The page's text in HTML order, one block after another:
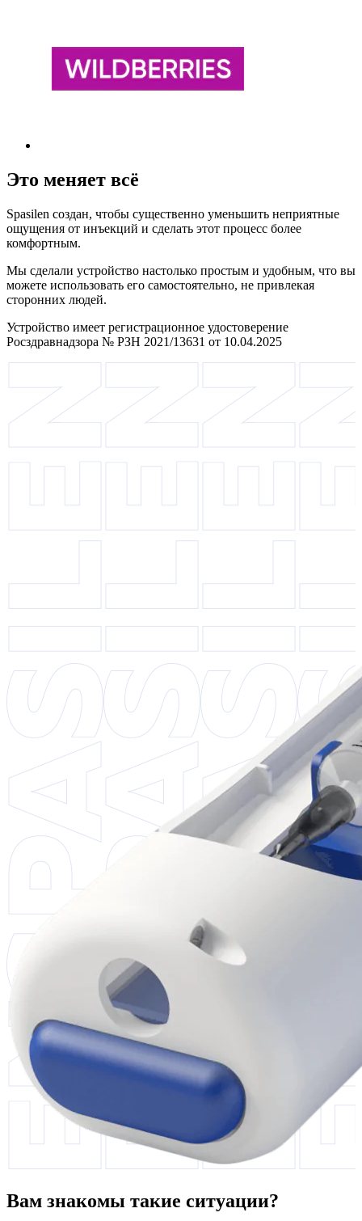
Это меняет всё
Spasilen создан, чтобы существенно уменьшить неприятные
ощущения от инъекций и сделать этот процесс более
комфортным.
Мы сделали устройство настолько простым и удобным, что вы
можете использовать его самостоятельно, не привлекая
сторонних людей.
Устройство имеет регистрационное удостоверение
Росздравнадзора № РЗН 2021/13631 от 10.04.2025
Вам знакомы такие ситуации?